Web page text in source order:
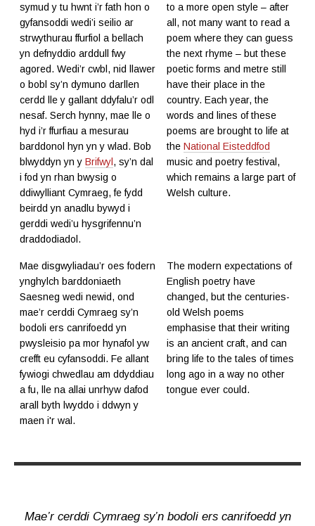
symud y tu hwnt i’r fath hon o
gyfansoddi wedi’i seilio ar
strwythurau ffurfiol a bellach
yn defnyddio arddull fwy
agored. Wedi’r cwbl, nid llawer
o bobl sy’n dymuno darllen
cerdd lle y gallant ddyfalu’r odl
nesaf. Serch hynny, mae lle o
hyd i’r ffurfiau a mesurau
barddonol hyn yn y wlad. Bob
blwyddyn yn y Brifwyl , sy’n dal
i fod yn rhan bwysig o
ddiwylliant Cymraeg, fe fydd
beirdd yn anadlu bywyd i
gerddi wedi’u hysgrifennu’n
draddodiadol.
to a more open style – after
all, not many want to read a
poem where they can guess
the next rhyme – but these
poetic forms and metre still
have their place in the
country. Each year, the
words and lines of these
poems are brought to life at
the National Eisteddfod
music and poetry festival,
which remains a large part of
Welsh culture.
Mae disgwyliadau’r oes fodern
ynghylch barddoniaeth
Saesneg wedi newid, ond
mae’r cerddi Cymraeg sy’n
bodoli ers canrifoedd yn
pwysleisio pa mor hynafol yw
crefft eu cyfansoddi. Fe allant
fywiogi chwedlau am ddyddiau
a fu, lle na allai unrhyw dafod
arall byth lwyddo i ddwyn y
maen i'r wal.
The modern expectations of
English poetry have
changed, but the centuries-
old Welsh poems
emphasise that their writing
is an ancient craft, and can
bring life to the tales of times
long ago in a way no other
tongue ever could.
Mae’r cerddi Cymraeg sy’n bodoli ers canrifoedd yn